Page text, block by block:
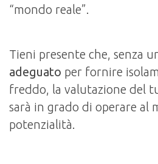
“mondo reale”.
Tieni presente che, senza
adeguato per fornire
freddo, la valutazione del
sarà in grado di operare al
potenzialità.